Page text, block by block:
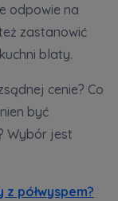
odpowie na
zastanowić
blaty.
cenie? Co
być
Wybór jest
z półwyspem?